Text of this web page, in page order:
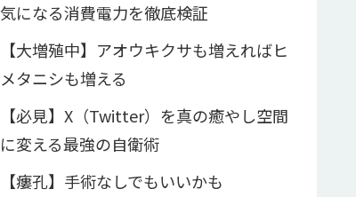
気になる消費電力を徹底検証
【大増殖中】アオウキクサも増えればヒ
メタニシも増える
【必見】X（Twitter）を真の癒やし空間
に変える最強の自衛術
【瘻孔】手術なしでもいいかも